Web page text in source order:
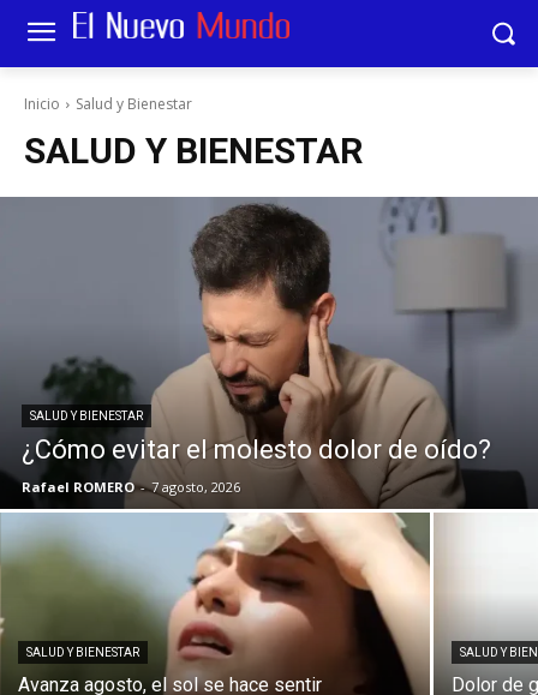
Inicio Salud y Bienestar
SALUD Y BIENESTAR
SALUD Y BIENESTAR
¿Cómo evitar el molesto dolor de oído?
Rafael ROMERO - 7 agosto, 2026
SALUD Y BIENESTAR
Avanza agosto, el sol se hace sentir
SALUD Y
Dolor de